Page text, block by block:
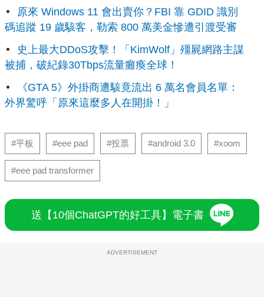
原來 Windows 11 會出賣你？FBI 靠 GDID 識別
碼追蹤 19 歲駭客，勒索 800 萬美金慘遭引渡受審
史上最大DDoS攻擊！「KimWolf」殭屍網路主謀
被捕，破紀錄30Tbps流量癱瘓全球！
《GTA 5》外掛商遭駭竟流出 6 萬名會員名單：
外界驚呼「原來這麼多人在開掛！」
#平板 #eee pad #投票 #android 3.0 #xoom
#eee pad transformer
送【10個ChatGPT的好工具】電子書
ADVERTISEMENT